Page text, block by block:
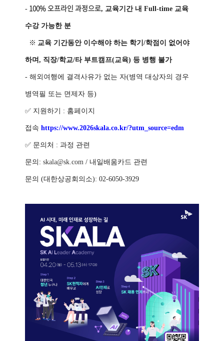
- 100% 오프라인 과정으로, 교육기간 내 Full-time 교육
수강 가능한 분
※ 교육 기간동안 이수해야 하는 학기 /학점이 없어야
하며 , 직장/학교/타 부트캠프(교육) 등 병행 불가
- 해외여행에 결격사유가 없는 자(병역 대상자의 경우
병역필 또는 면제자 등)
✅ 지원하기 : 홈페이지
접속 https://www.2026skala.co.kr/?utm_source=edm
✅ 문의처 : 과정 관련
문의 : skala@sk.com / 내일배움카드 관련
문의 (대한상공회의소): 02-6050-3929